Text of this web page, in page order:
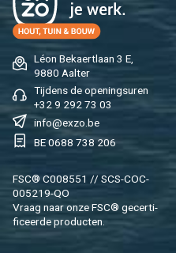
Léon Be­kaert­laan 3 E,
9880 Aal­ter
Tij­dens de ope­nings­uren
+32 9 292 73 03
info@​exzo.​be
BE 0688 738 206
FSC® C008551 // SCS-COC-
005219-QO
Vraag naar onze FSC® ge­cer­ti­
fi­ceer­de pro­duc­ten.